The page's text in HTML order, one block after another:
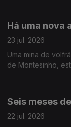
Há uma nova
23 jul. 2026
Uma mina de
de Montesinho,
Seis meses
22 jul. 2026